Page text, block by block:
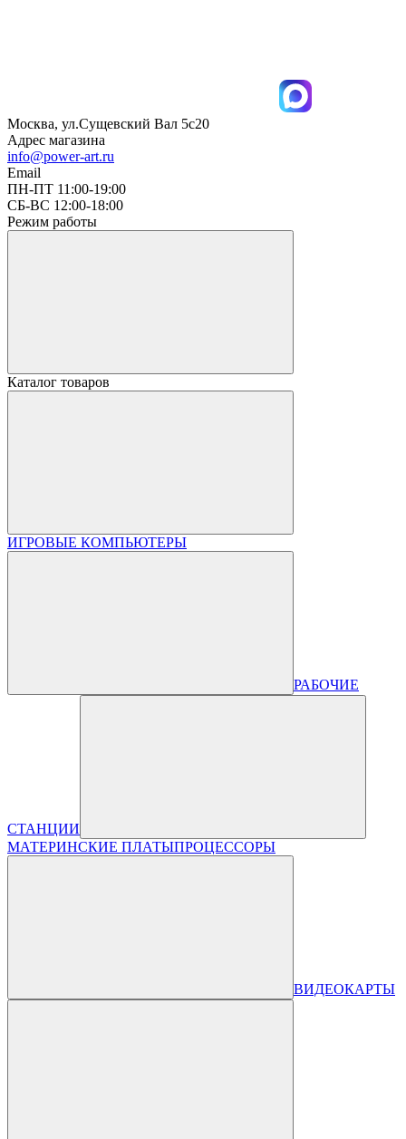
Москва, ул.Сущевский Вал 5с20
Адрес магазина
info@power-art.ru
Email
ПН-ПТ 11:00-19:00
СБ-ВС 12:00-18:00
Режим работы
Каталог товаров
ИГРОВЫЕ КОМПЬЮТЕРЫ
РАБОЧИЕ
СТАНЦИИ
МАТЕРИНСКИЕ ПЛАТЫПРОЦЕССОРЫ
ВИДЕОКАРТЫ